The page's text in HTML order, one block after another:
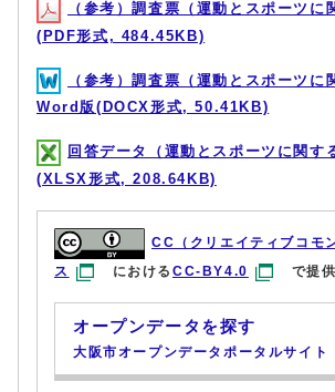
（参考）調査票（運動とスポーツに
(PDF形式, 484.45KB)
（参考）調査票（運動とスポーツに
Word版(DOCX形式, 50.41KB)
回答データ（運動とスポーツに関す
(XLSX形式, 208.64KB)
CC（クリエイティブコモ
ス
におけるCC-BY4.0 で提
オープンデータを探す
大阪市オープンデータポータルサイト